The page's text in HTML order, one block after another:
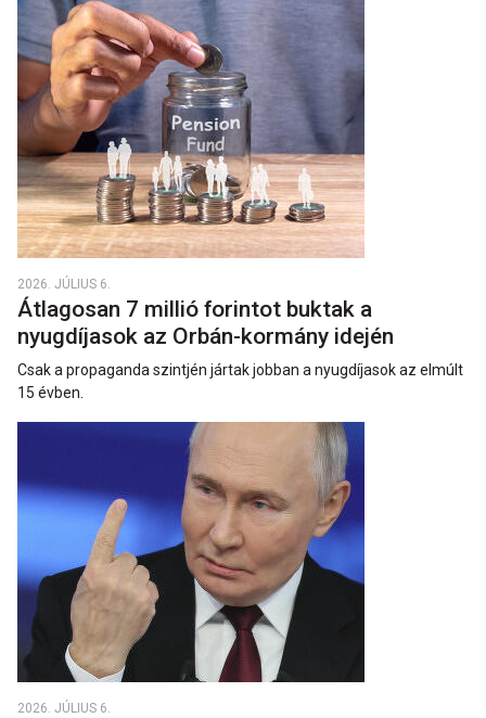
2026. JÚLIUS 6.
Átlagosan 7 millió forintot buktak a
nyugdíjasok az Orbán-kormány idején
Csak a propaganda szintjén jártak jobban a nyugdíjasok az elmúlt
15 évben.
2026. JÚLIUS 6.